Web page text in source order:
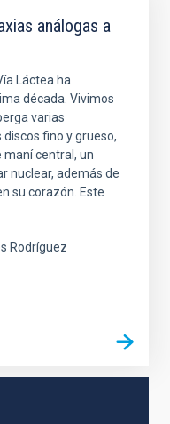
análogas a
Láctea ha
década. Vivimos
varias
fino y grueso,
central, un
nuclear, además de
su corazón. Este
Rodríguez